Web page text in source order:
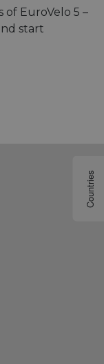
EuroVelo 5 –
start
Countries